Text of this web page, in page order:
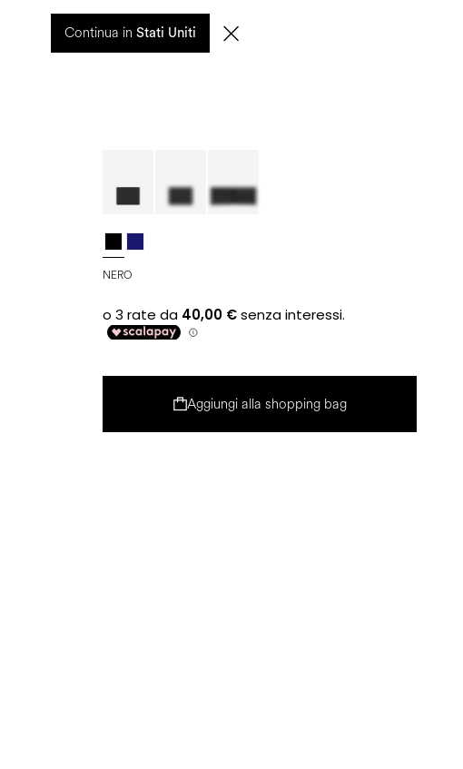
Continua in Stati Uniti
richieste e gli eventuali ritardi nelle spedizioni saranno gestiti a partire dal 17 agosto.
NERO
Aggiungi alla shopping bag